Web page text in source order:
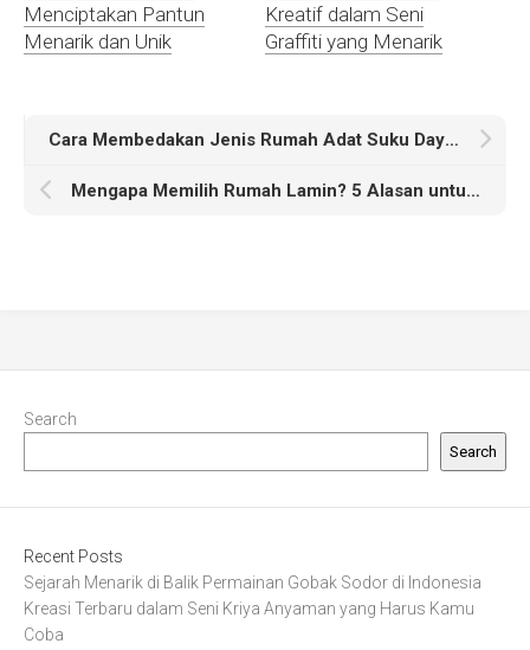
Menciptakan Pantun
Menarik dan Unik
Kreatif dalam Seni
Graffiti yang Menarik
Cara Membedakan Jenis Rumah Adat Suku Dayak yang Menarik
Mengapa Memilih Rumah Lamin? 5 Alasan untuk Investasi Jangka Panjang
Search
Search
Recent Posts
Sejarah Menarik di Balik Permainan Gobak Sodor di Indonesia
Kreasi Terbaru dalam Seni Kriya Anyaman yang Harus Kamu
Coba